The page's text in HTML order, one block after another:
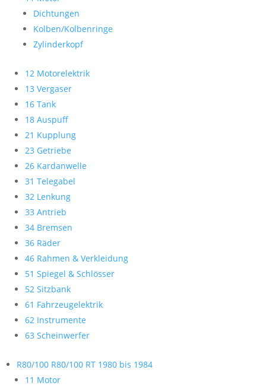
Dichtungen
Kolben/Kolbenringe
Zylinderkopf
12 Motorelektrik
13 Vergaser
16 Tank
18 Auspuff
21 Kupplung
23 Getriebe
26 Kardanwelle
31 Telegabel
32 Lenkung
33 Antrieb
34 Bremsen
36 Räder
46 Rahmen & Verkleidung
51 Spiegel & Schlösser
52 Sitzbank
61 Fahrzeugelektrik
62 Instrumente
63 Scheinwerfer
R80/100 R80/100 RT 1980 bis 1984
11 Motor